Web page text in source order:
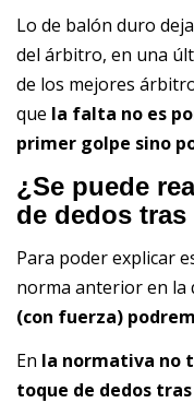
Lo de balón duro
del árbitro, en una
de los mejores
que la falta no es
primer golpe sino
¿Se puede
de dedos
Para poder explicar
norma anterior en la
(con fuerza)
En la normativa no
toque de dedos